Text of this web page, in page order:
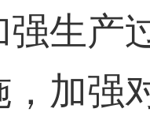
生产
加强